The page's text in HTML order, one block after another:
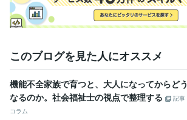
このブログを見た人にオススメ
機能不全家族で育つと、大人になってからどう
なるのか。社会福祉士の視点で整理する
記事
コラム